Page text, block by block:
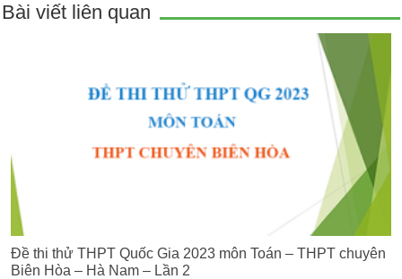
Bài viết liên quan
Đề thi thử THPT Quốc Gia 2023 môn Toán – THPT chuyên
Biên Hòa – Hà Nam – Lần 2